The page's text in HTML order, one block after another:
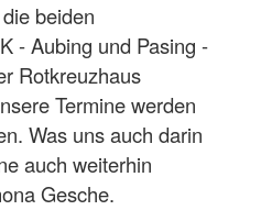
beiden
- Aubing und Pasing -
Rotkreuzhaus
Termine werden
Was uns auch darin
auch weiterhin
Gesche.